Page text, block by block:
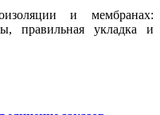
и мембранах:
правильная укладка и